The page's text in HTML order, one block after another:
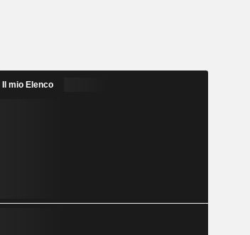
Il mio Elenco